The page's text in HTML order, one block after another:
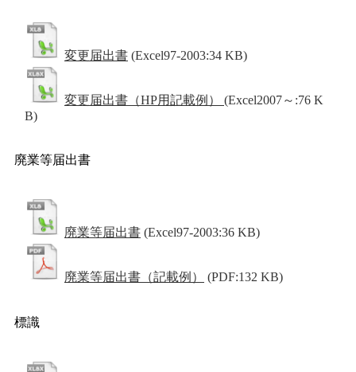
変更届出書 (Excel97-2003:34 KB)
変更届出書（HP用記載例） (Excel2007～:76 K
B)
廃業等届出書
廃業等届出書 (Excel97-2003:36 KB)
廃業等届出書（記載例） (PDF:132 KB)
標識